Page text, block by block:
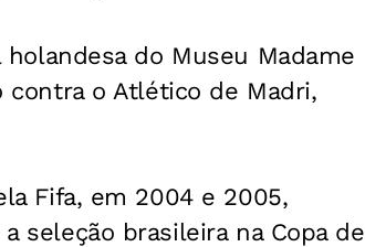
do Museu Madame
contra o Atlético de Madri,
Fifa, em 2004 e 2005,
seleção brasileira na Copa de